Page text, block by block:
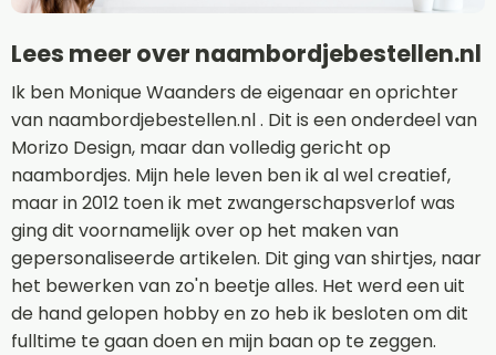
Lees meer over naambordjebestellen.nl
Ik ben Monique Waanders de eigenaar en oprichter
van naambordjebestellen.nl . Dit is een onderdeel van
Morizo Design, maar dan volledig gericht op
naambordjes. Mijn hele leven ben ik al wel creatief,
maar in 2012 toen ik met zwangerschapsverlof was
ging dit voornamelijk over op het maken van
gepersonaliseerde artikelen. Dit ging van shirtjes, naar
het bewerken van zo'n beetje alles. Het werd een uit
de hand gelopen hobby en zo heb ik besloten om dit
fulltime te gaan doen en mijn baan op te zeggen.